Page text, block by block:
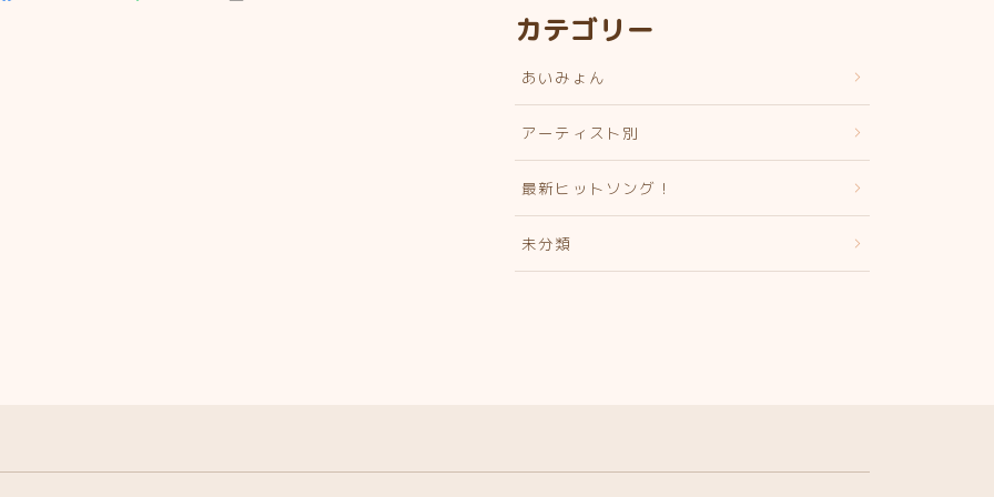
カテゴリー
あいみょん
アーティスト別
最新ヒットソング！
未分類